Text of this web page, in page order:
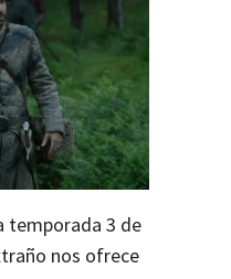
temporada 3 de
nos ofrece